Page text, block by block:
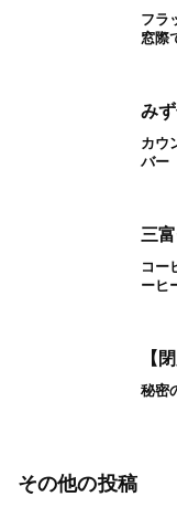
フラ
窓際
み
カウ
バー
三
コー
ーヒ
【
秘密
その他の投稿